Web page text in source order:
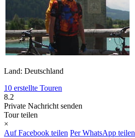
Land: Deutschland
10 erstellte Touren
8.2
Private Nachricht senden
Tour teilen
×
Auf Facebook teilen Per WhatsApp teilen